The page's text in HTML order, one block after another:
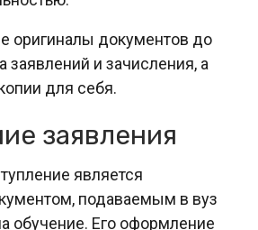
оригиналы документов до
заявлений и зачисления, а
для себя.
заявления
является
подаваемым в вуз
обучение. Его оформление